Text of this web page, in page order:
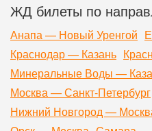
ЖД билеты по
Анапа — Новый Уренгой
Краснодар — Казань
Минеральные Воды —
Москва — Санкт-Петербург
Нижний Новгород —